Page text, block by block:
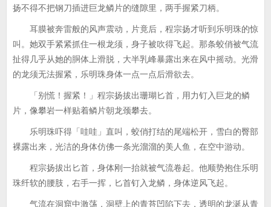
扬不得不把钢刀插进巨龙鳞片的缝隙里，两手握紧刀柄。
耳膜被奔雷般的风声震动，片竟后，程宗扬才听到乐明珠的惊
叫。她双手紧紧抓住一根龙须，身子被吹得飞起。那条蛟俏被气流
扯得几乎从她的胴体上滑脱，大半乳峰暴露出来在风中摇动。光滑
的龙须无法握紧，乐明珠身体一点一点后滑欲去。
「别慌！握紧！」程宗扬拔出珊瑚匕首，用力钉入巨龙的鳞
片，像攀岩一样贴着鳞片朝龙颈攀去。
乐明珠吓得「哇哇」直叫，蛟俏打结的尾端松开，雪白的臀部
裸露出来，光洁的身体仿佛一条光溜溜的美人鱼，在空中游动。
程宗扬拔出匕首，身体刚一抬就被气流卷起。他顺势抱住乐明
珠纤软的腰肢，右手一挥，匕首钉入龙鳞，身体逆风飞起。
气流在洞窟中激荡，洞壁上的青苔凹陷下去，透明的龙涎从青